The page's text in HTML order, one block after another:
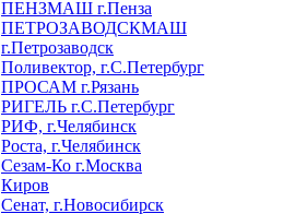
ПЕНЗМАШ г.Пенза
ПЕТРОЗАВОДСКМАШ
г.Петрозаводск
Поливектор, г.С.Петербург
ПРОСАМ г.Рязань
РИГЕЛЬ г.С.Петербург
РИФ, г.Челябинск
Роста, г.Челябинск
Сезам-Ко г.Москва
Киров
Сенат, г.Новосибирск